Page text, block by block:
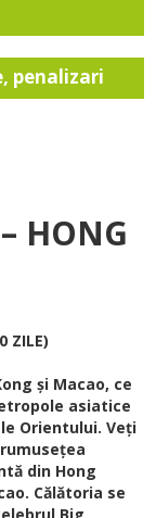
penalizari
HONG
ZILE)
și Macao, ce
asiatice
Orientului. Veți
din Hong
Călătoria se